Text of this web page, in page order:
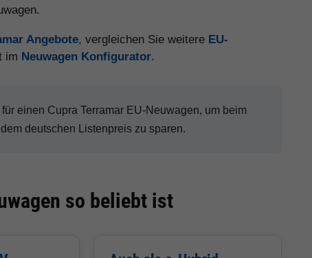
Angebote, vergleichen Sie weitere EU-
im Neuwagen Konfigurator.
einen Cupra Terramar EU-Neuwagen, um beim
deutschen Listenpreis zu sparen.
so beliebt ist